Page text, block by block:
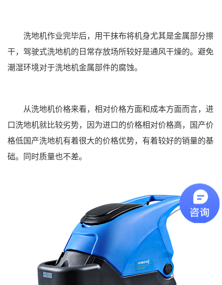
洗地机作业完毕后，用干抹布将机身尤其是金属部分擦
干，驾驶式洗地机的日常存放场所较好是通风干燥的。避免
潮湿环境对于洗地机金属部件的腐蚀。
从洗地机价格来看，相对价格方面和成本方面而言，进
口洗地机就比较劣势，因为进口的价格相对价格高，国产价
格低国产洗地机有着很大的价格优势，有着较好的销量的基
础。同时质量也不差。